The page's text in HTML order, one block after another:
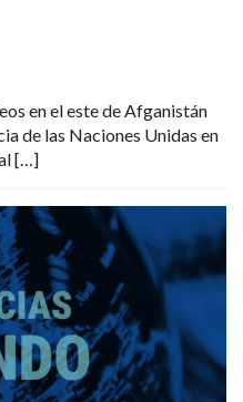
en el este de Afganistán
de las Naciones Unidas en
[…]